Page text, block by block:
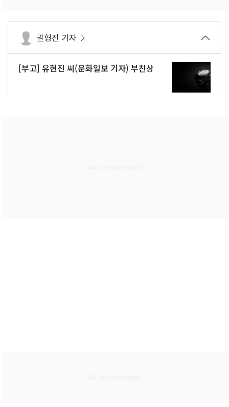
권형진 기자
[부고] 유현진 씨(문화일보 기자) 부친상